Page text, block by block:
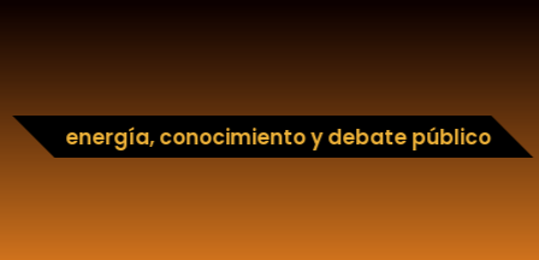
energía, conocimiento y debate público